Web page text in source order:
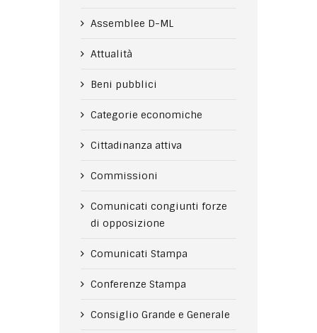
Assemblee D-ML
Attualità
Beni pubblici
Categorie economiche
Cittadinanza attiva
Commissioni
Comunicati congiunti forze
di opposizione
Comunicati Stampa
Conferenze Stampa
Consiglio Grande e Generale